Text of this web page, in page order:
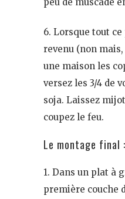
6. Lorsque tout
revenu (non mais,
une maison les
versez les 3/4 de
soja. Laissez
coupez le feu.
Le montage final :
1. Dans un plat à
première couche